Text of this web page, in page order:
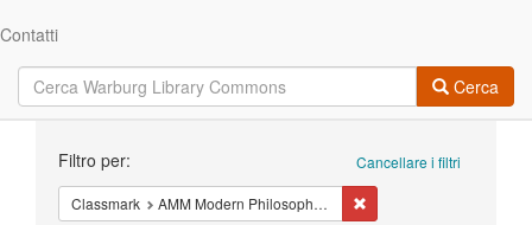
Contatti
Cerca
Cancellare i filtri
Filtro per:
Classmark AMM Modern Philosophy - Studies - 17th-18th century